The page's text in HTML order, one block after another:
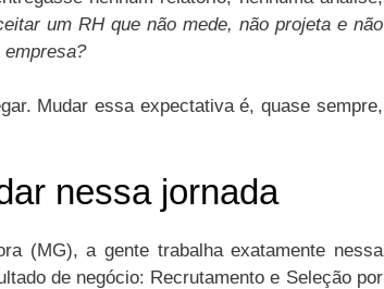
um RH que não mede, não projeta e não
Mudar essa expectativa é, quase sempre,
nessa jornada
(MG), a gente trabalha exatamente nessa
de negócio: Recrutamento e Seleção por